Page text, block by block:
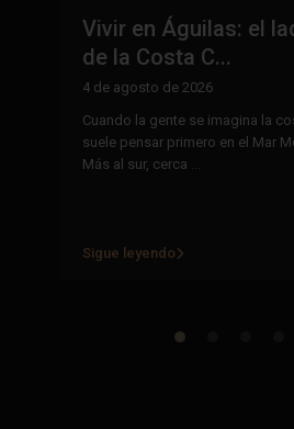
Vivir en Águilas: el
de la Costa C...
4 de agosto de 2026
Cuando la gente se imagina la
suele pensar primero en el Mar
Más al sur, cerca ...
Sigue leyendo